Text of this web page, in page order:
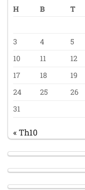
H B T
3
4 5
10
11 12
17
18 19
24
25 26
31
« Th10